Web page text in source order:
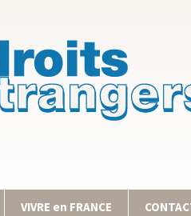
VIVRE en FRANCE